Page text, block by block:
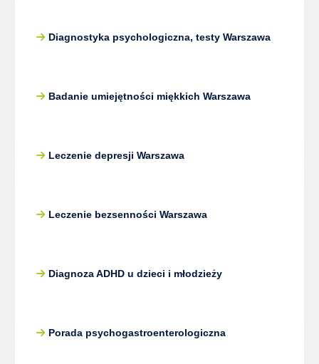
Diagnostyka psychologiczna, testy Warszawa
Badanie umiejętności miękkich Warszawa
Leczenie depresji Warszawa
Leczenie bezsenności Warszawa
Diagnoza ADHD u dzieci i młodzieży
Porada psychogastroenterologiczna